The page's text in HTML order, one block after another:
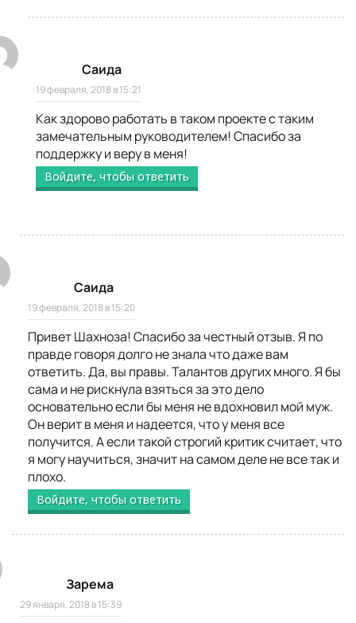
Саида
19 февраля, 2018 в 15:21
Как здорово работать в таком проекте с таким
замечательным руководителем! Спасибо за
поддержку и веру в меня!
Войдите, чтобы ответить
Саида
19 февраля, 2018 в 15:20
Привет Шахноза! Спасибо за честный отзыв. Я по
правде говоря долго не знала что даже вам
ответить. Да, вы правы. Талантов других много. Я бы
сама и не рискнула взяться за это дело
основательно если бы меня не вдохновил мой муж.
Он верит в меня и надеется, что у меня все
получится. А если такой строгий критик считает, что
я могу научиться, значит на самом деле не все так и
плохо.
Войдите, чтобы ответить
Зарема
29 января, 2018 в 15:39